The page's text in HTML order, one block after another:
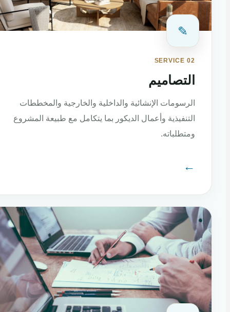
✎
SERVICE 02
التصاميم
الرسومات الإنشائية والداخلية والخارجية والمخططات
التنفيذية وأعمال الديكور بما يتكامل مع طبيعة المشروع
ومتطلباته.